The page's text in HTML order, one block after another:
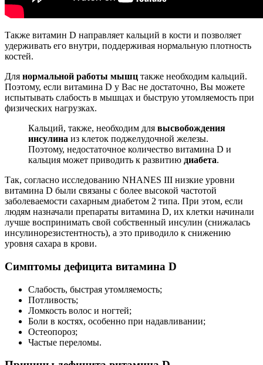
Также витамин D направляет кальций в кости и позволяет
удерживать его внутри, поддерживая нормальную плотность
костей.
Для нормальной работы мышц также необходим кальций.
Поэтому, если витамина D у Вас не достаточно, Вы можете
испытывать слабость в мышцах и быструю утомляемость при
физических нагрузках.
Кальций, также, необходим для высвобождения
инсулина из клеток поджелудочной железы.
Поэтому, недостаточное количество витамина D и
кальция может приводить к развитию диабета.
Так, согласно исследованию NHANES III низкие уровни
витамина D были связаны с более высокой частотой
заболеваемости сахарным диабетом 2 типа. При этом, если
людям назначали препараты витамина D, их клетки начинали
лучше воспринимать свой собственный инсулин (снижалась
инсулинорезистентность), а это приводило к снижению
уровня сахара в крови.
Симптомы дефицита витамина D
Слабость, быстрая утомляемость;
Потливость;
Ломкость волос и ногтей;
Боли в костях, особенно при надавливании;
Остеопороз;
Частые переломы.